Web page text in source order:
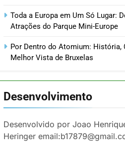
Toda a Europa em Um Só Lugar:
Atrações do Parque Mini-Europe
Por Dentro do Atomium: História,
Melhor Vista de Bruxelas
Desenvolvimento
Desenvolvido por Joao
Heringer